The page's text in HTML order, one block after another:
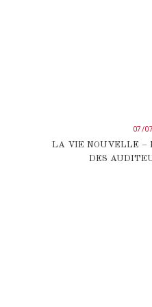
07/
LA VIE NOUVELLE –
DES